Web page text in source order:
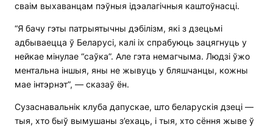
сваім выхаванцам пэўныя ідэалагічныя каштоўнасці.
“Я бачу гэты патрыятычны дэбілізм, які з дзецьмі
адбываецца ў Беларусі, калі іх спрабуюць зацягнуць у
нейкае мінулае “саўка”. Але гэта немагчыма. Людзі ўжо
ментальна іншыя, яны не жывуць у бляшчанцы, кожны
мае інтэрнэт”, — сказаў ён.
Сузаснавальнік клуба дапускае, што беларускія дзеці —
тыя, хто быў вымушаны з’ехаць, і тыя, хто сёння жыве ў